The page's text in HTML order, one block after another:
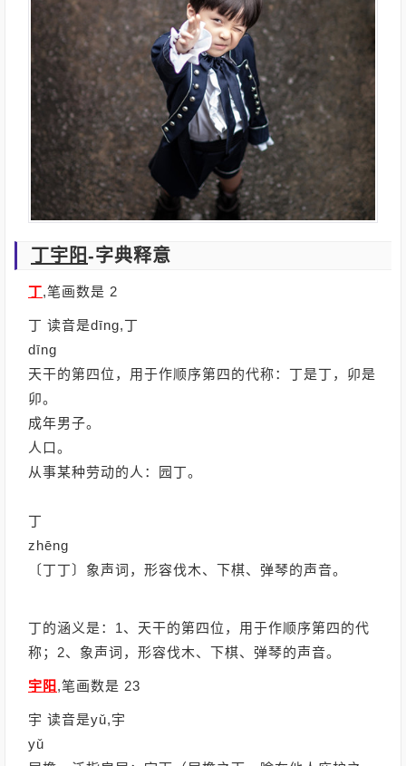
丁宇阳-字典释意
丁,笔画数是 2
丁 读音是dīng,丁
dīng
天干的第四位，用于作顺序第四的代称：丁是丁，卯是
卯。
成年男子。
人口。
从事某种劳动的人：园丁。
丁
zhēng
〔丁丁〕象声词，形容伐木、下棋、弹琴的声音。
丁的涵义是：1、天干的第四位，用于作顺序第四的代
称；2、象声词，形容伐木、下棋、弹琴的声音。
宇阳 ,笔画数是 23
宇 读音是yǔ,宇
yǔ